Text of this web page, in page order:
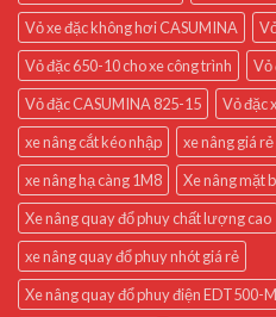
Vỏ xe đặc không hơi CASUMINA
Vỏ đặc 650-10 cho xe công trình
Vỏ
Vỏ đặc CASUMINA 825-15
Vỏ đặc
xe nâng cắt kéo nhập
xe nâng giá
xe nâng hạ càng 1M8
Xe nâng mặt
Xe nâng quay đổ phuy chất lượng cao
xe nâng quay đổ phuy nhót giá rẻ
Xe nâng quay đổ phuy điện EDT500-M